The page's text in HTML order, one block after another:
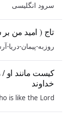
سرود انگلیسی
تاج ( امید من
روزبه-پیمان-
کیست مانند او
خداوند
is like the Lord